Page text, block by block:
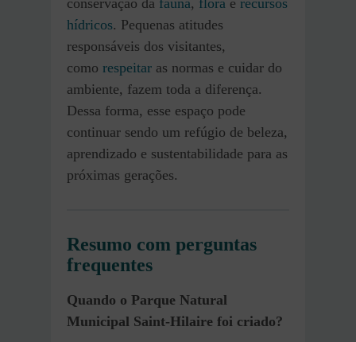
conservação da fauna, flora e recursos
hídricos. Pequenas atitudes
responsáveis dos visitantes,
como respeitar as normas e cuidar do
ambiente, fazem toda a diferença.
Dessa forma, esse espaço pode
continuar sendo um refúgio de beleza,
aprendizado e sustentabilidade para as
próximas gerações.
Resumo com perguntas
frequentes
Quando o Parque Natural
Municipal Saint-Hilaire foi criado?